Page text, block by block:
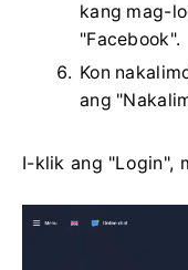
kang mag-
"Facebook".
Kon
ang
I-klik ang "Login",